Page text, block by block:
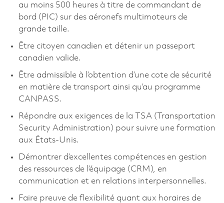
au moins 500 heures à titre de commandant de
bord (PIC) sur des aéronefs multimoteurs de
grande taille.
Être citoyen canadien et détenir un passeport
canadien valide.
Être admissible à l’obtention d’une cote de sécurité
en matière de transport ainsi qu’au programme
CANPASS.
Répondre aux exigences de la TSA (Transportation
Security Administration) pour suivre une formation
aux États-Unis.
Démontrer d’excellentes compétences en gestion
des ressources de l’équipage (CRM), en
communication et en relations interpersonnelles.
Faire preuve de flexibilité quant aux horaires de